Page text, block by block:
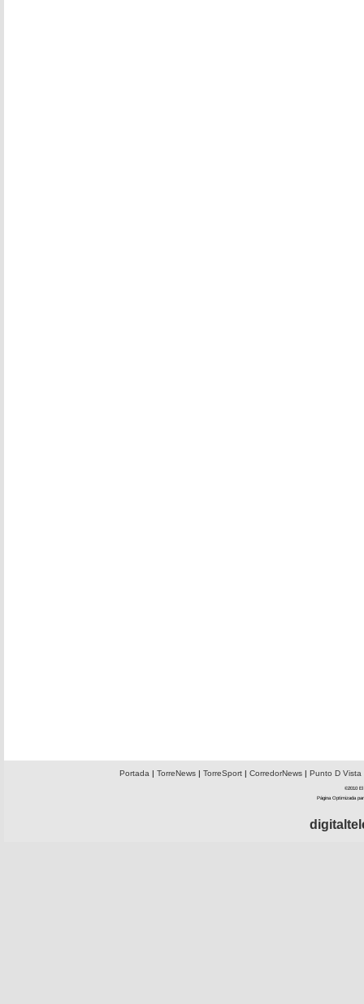
Portada | TorreNews| TorreSport| CorredorNews| Punto D Vista
©2010 El
Página Optimizada